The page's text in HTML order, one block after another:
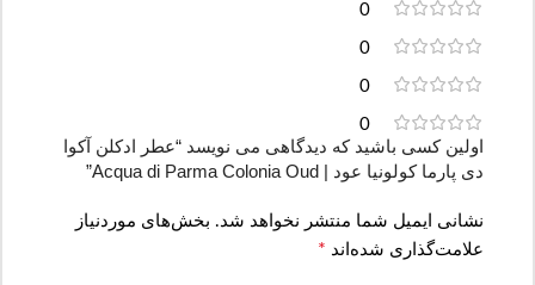
0
0
0
0
اولین کسی باشید که دیدگاهی می نویسد “عطر ادکلن آکوا
دی پارما کولونیا عود | Acqua di Parma Colonia Oud”
نشانی ایمیل شما منتشر نخواهد شد. بخش‌های موردنیاز
علامت‌گذاری شده‌اند *